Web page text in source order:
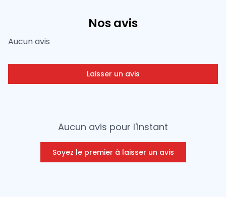
Nos avis
Aucun avis pour l'instant
Soyez le premier à laisser un avis
Aucun avis
Laisser un avis